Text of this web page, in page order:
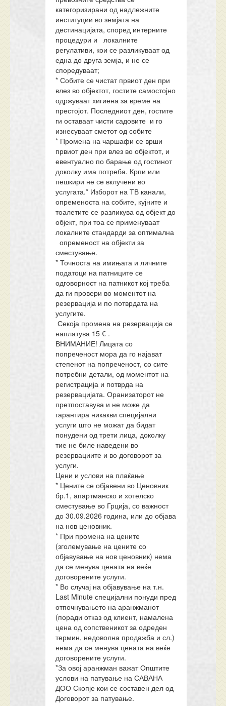
категоризирани од надлежните
институции во земјата на
дестинацијата, според интерните
процедури и локалните
регулативи, кои се разликуваат од
една до друга земја, и не се
споредуваат;
* Собите се чистат првиот ден при
влез во објектот, гостите самостојно
одржуваат хигиена за време на
престојот. Последниот ден, гостите
ги оставаат чисти садовите и го
изнесуваат сметот од собите
* Промена на чаршафи се врши
првиот ден при влез во објектот, и
евентуално по барање од гостинот
доколку има потреба. Крпи или
пешкири не се вклучени во
услугата.* Изборот на ТВ канали,
опременоста на собите, кујните и
тоалетите се разликува од објект до
објект, при тоа се применуваат
локалните стандарди за оптимална
опременост на објекти за
сместување.
* Точноста на имињата и личните
податоци на патниците се
одговорност на патникот кој треба
да ги провери во моментот на
резервација и по потврдата на
услугите.
Секоја промена на резервација се
наплатува 15 € .
ВНИМАНИЕ! Лицата со
попреченост мора да го најават
степенот на попреченост, со сите
потребни детали, од моментот на
регистрација и потврда на
резервацијата. Оранизаторот не
претпоставува и не може да
гарантира никакви специјални
услуги што не можат да бидат
понудени од трети лица, доколку
тие не биле наведени во
резервациите и во договорот за
услуги.
Цени и услови на плаќање
* Цените се објавени во Ценовник
бр.1, апартманско и хотелско
сместување во Грција, со важност
до 30.09.2026 година, или до објава
на нов ценовник.
* При промена на цените
(зголемување на цените со
објавување на нов ценовник) нема
да се менува цената на веќе
договорените услуги.
* Во случај на објавување на т.н.
Last Minute специјални понуди пред
отпочнувањето на аранжманот
(поради отказ од клиент, намалена
цена од сопственикот за одреден
термин, недоволна продажба и сл.)
нема да се менува цената на веќе
договорените услуги.
*За овој аранжман важат Општите
услови на патување на САВАНА
ДОО Скопје кои се составен дел од
Договорот за патување.